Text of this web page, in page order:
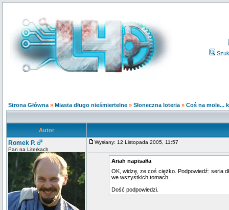
Strona Główna » Miasta długo nieśmiertelne » Słoneczna loteria » Coś na mole...
Autor
Romek P.
Pan na Literkach
Wysłany: 12 Listopada 2005, 11:57
Ariah napisał/a
OK, widzę, ze coś ciężko. Podpowiedź: seria
we wszystkich tomach...
Dość podpowiedzi.